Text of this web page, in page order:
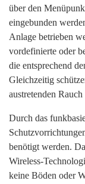
über den
eingebunden
Anlage betrieben
vordefinierte oder
die entsprechend
Gleichzeitig
austretenden
Durch das
benötigt werden.
Wireless-
keine Böden oder